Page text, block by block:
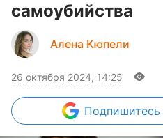
самоубийства
Алена Кюпели
26 октября 2024, 14:25
Подпишитесь